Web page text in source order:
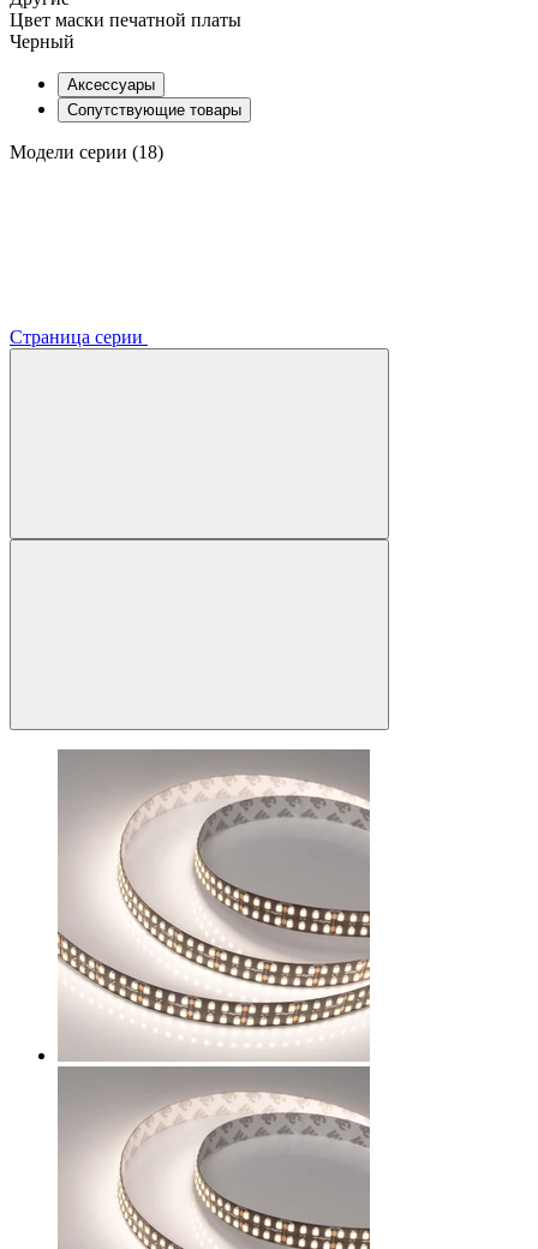
Цвет маски печатной платы
Черный
Аксессуары
Сопутствующие товары
Модели серии (18)
Страница серии